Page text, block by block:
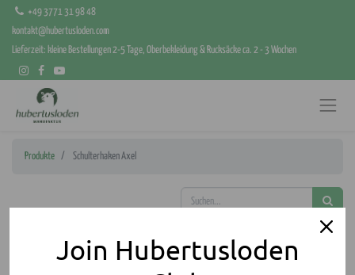
+49 3771 31 98 48
kontakt@hubertusloden.com
Lieferzeit: kleine Bestellungen 2-5 Tage, Oberbekleidung & Rucksäcke ca. 2 - 3 Wochen
Produkte Schulterhaken Axel
Join Hubertusloden